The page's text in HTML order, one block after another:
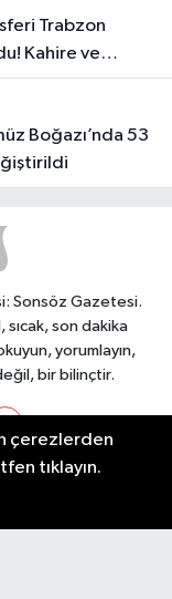
Kahire ve
başladı
Sonsöz Gazetesi.
son dakika
yorumlayın,
bir bilinçtir.
çerezlerden
tıklayın.